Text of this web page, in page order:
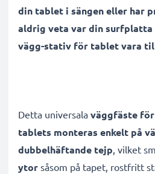
din tablet i sängen eller har
aldrig veta var din surfplatta
vägg-stativ för tablet vara
Detta universala väggfäste
tablets monteras enkelt på
dubbelhäftande tejp, vilket
ytor såsom på tapet, rostfritt